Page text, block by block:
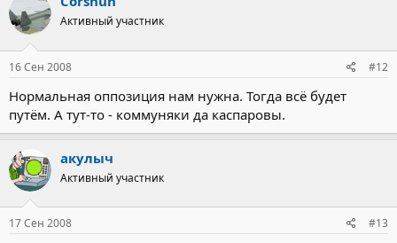
Активный участник
16 Сен 2008 #12
Нормальная оппозиция нам нужна. Тогда всё будет
путём. А тут-то - коммуняки да каспаровы.
акулыч
Активный участник
17 Сен 2008 #13